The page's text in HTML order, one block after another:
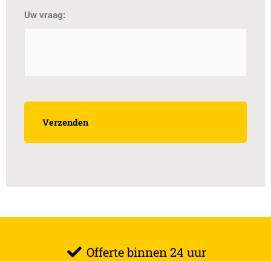
Uw vraag:
Offerte binnen 24 uur